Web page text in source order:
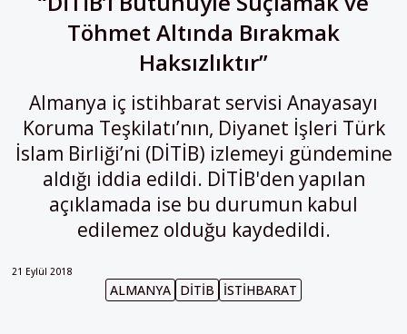
Töhmet Altında Bırakmak
‎Haksızlıktır”
Almanya iç istihbarat servisi Anayasayı
Koruma Teşkilatı’nın, Diyanet İşleri Türk
İslam Birliği’ni (DİTİB) izlemeyi gündemine
aldığı iddia edildi. DİTİB'den yapılan
açıklamada ise bu durumun kabul
edilemez olduğu kaydedildi.
21 Eylül 2018
ALMANYA DİTİB İSTIHBARAT